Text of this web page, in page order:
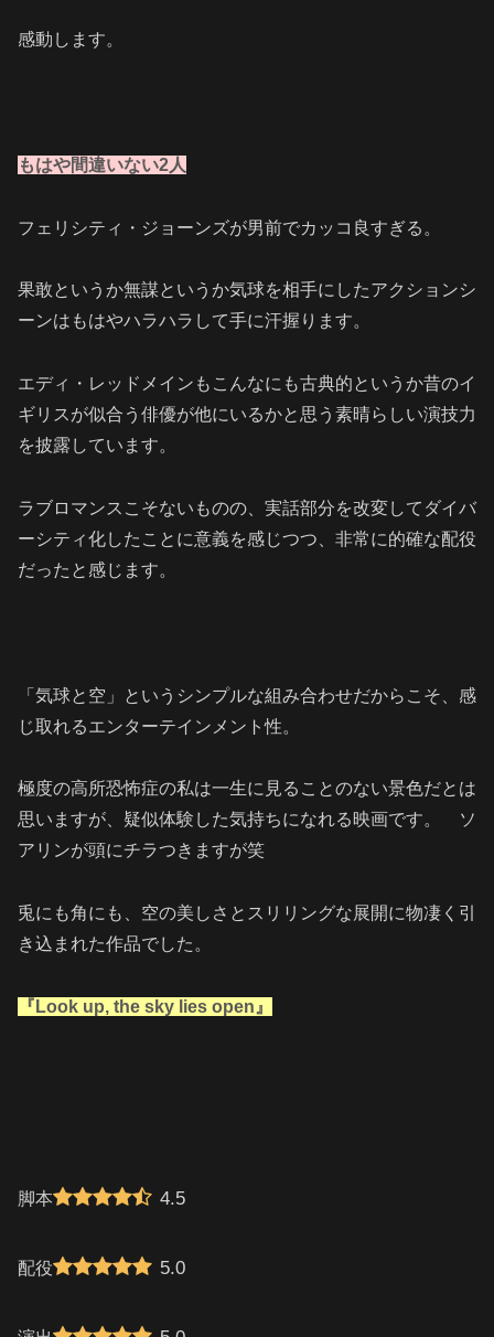
感動します。
もはや間違いない2人
フェリシティ・ジョーンズが男前でカッコ良すぎる。
果敢というか無謀というか気球を相手にしたアクションシ
ーンはもはやハラハラして手に汗握ります。
エディ・レッドメインもこんなにも古典的というか昔のイ
ギリスが似合う俳優が他にいるかと思う素晴らしい演技力
を披露しています。
ラブロマンスこそないものの、実話部分を改変してダイバ
ーシティ化したことに意義を感じつつ、非常に的確な配役
だったと感じます。
「気球と空」というシンプルな組み合わせだからこそ、感
じ取れるエンターテインメント性。
極度の高所恐怖症の私は一生に見ることのない景色だとは
思いますが、疑似体験した気持ちになれる映画です。 ソ
アリンが頭にチラつきますが笑
兎にも角にも、空の美しさとスリリングな展開に物凄く引
き込まれた作品でした。
『Look up, the sky lies open』
脚本 4.5
配役 5.0